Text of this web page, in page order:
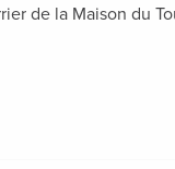
de la Maison du